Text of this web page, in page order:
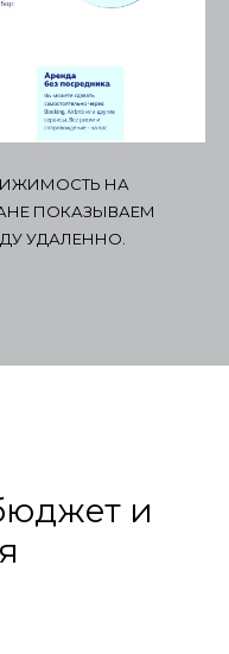
НА
ПОКАЗЫВАЕМ
УДАЛЕННО.
и